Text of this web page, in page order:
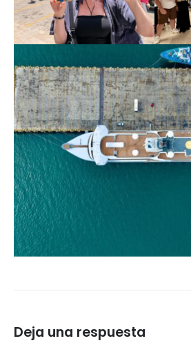
Deja una respuesta